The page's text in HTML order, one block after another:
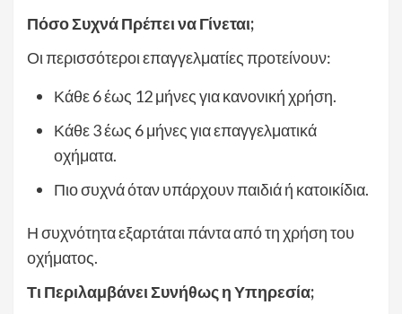
Πόσο Συχνά Πρέπει να Γίνεται;
Οι περισσότεροι επαγγελματίες προτείνουν:
Κάθε 6 έως 12 μήνες για κανονική χρήση.
Κάθε 3 έως 6 μήνες για επαγγελματικά
οχήματα.
Πιο συχνά όταν υπάρχουν παιδιά ή κατοικίδια.
Η συχνότητα εξαρτάται πάντα από τη χρήση του
οχήματος.
Τι Περιλαμβάνει Συνήθως η Υπηρεσία;